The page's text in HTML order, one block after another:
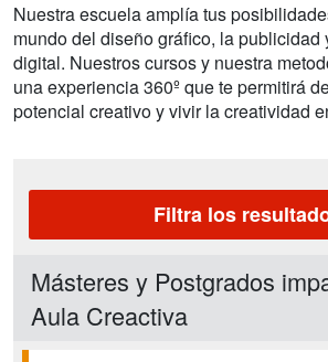
Nuestra escuela amplía tus
mundo del diseño gráfico, la publicidad
digital. Nuestros cursos y nuestra
una experiencia 360º que te permitirá
potencial creativo y vivir la creatividad
Filtra los
Másteres y Postgrados
Aula Creactiva